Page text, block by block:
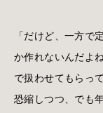
「だけど、一方で
か作れないんだよ
で扱わせてもらっ
恐縮しつつ、でも